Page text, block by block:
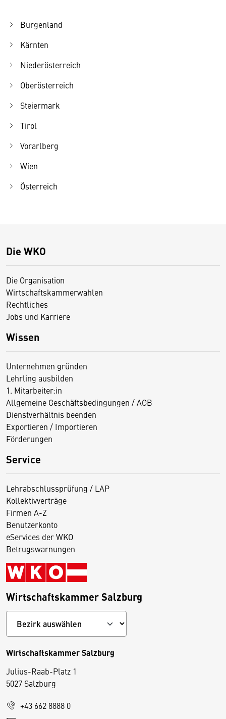
Burgenland
Kärnten
Niederösterreich
Oberösterreich
Steiermark
Tirol
Vorarlberg
Wien
Österreich
Die WKO
Die Organisation
Wirtschaftskammerwahlen
Rechtliches
Jobs und Karriere
Wissen
Unternehmen gründen
Lehrling ausbilden
1. Mitarbeiter:in
Allgemeine Geschäftsbedingungen / AGB
Dienstverhältnis beenden
Exportieren / Importieren
Förderungen
Service
Lehrabschlussprüfung / LAP
Kollektivverträge
Firmen A-Z
Benutzerkonto
eServices der WKO
Betrugswarnungen
Wirtschaftskammer Salzburg
Wirtschaftskammer Salzburg
Julius-Raab-Platz 1
5027 Salzburg
+43 662 8888 0
D